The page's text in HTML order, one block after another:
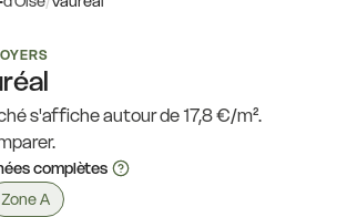
s'affiche autour de 17,8 €/m².
complètes
Zone A